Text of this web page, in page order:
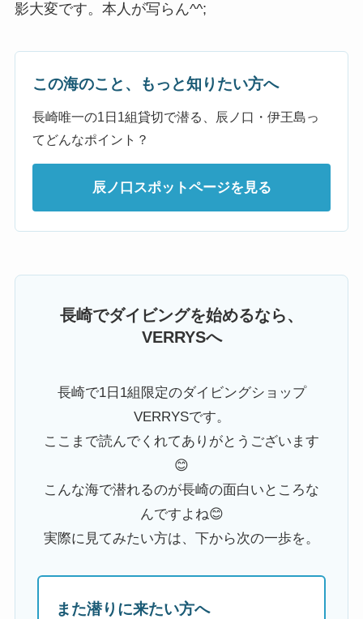
影大変です。本人が写らん^^;
この海のこと、もっと知りたい方へ
長崎唯一の1日1組貸切で潜る、辰ノ口・伊王島っ
てどんなポイント？
辰ノ口スポットページを見る
長崎でダイビングを始めるなら、
VERRYSへ
長崎で1日1組限定のダイビングショップ
VERRYSです。
ここまで読んでくれてありがとうございます
😊
こんな海で潜れるのが長崎の面白いところな
んですよね😊
実際に見てみたい方は、下から次の一歩を。
また潜りに来たい方へ